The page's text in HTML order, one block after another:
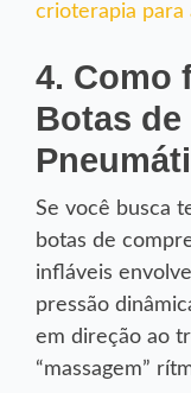
crioterapia para
4. Como
Botas
Se você busca
botas de
infláveis
pressão
em direção ao
“massagem”